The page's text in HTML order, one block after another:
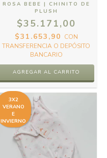
ROSA BEBE | CHINITO DE
PLUSH
$35.171,00
$31.653,90 CON
TRANSFERENCIA O DEPÓSITO
BANCARIO
AGREGAR AL CARRITO
3X2
VERANO
E
INVIERNO